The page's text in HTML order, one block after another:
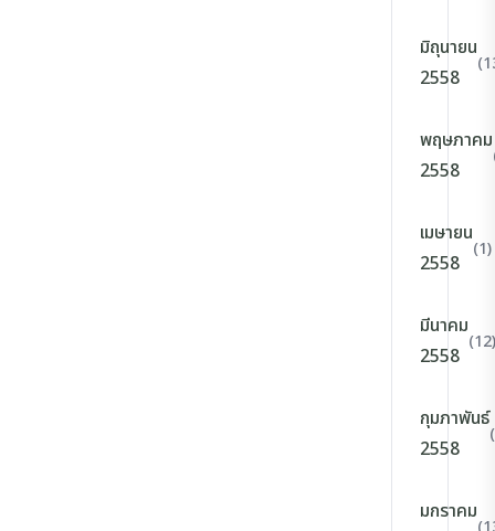
มิถุนายน
2558
พฤษภาคม
2558
เมษายน
2558
(1)
มีนาคม
2558
(12)
กุมภาพันธ์
2558
มกราคม